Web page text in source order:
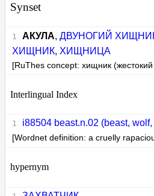
Synset
АКУЛА, ДВУНОГИЙ
ХИЩНИК, ХИЩНИЦА
[RuThes concept: хищник (жестокий
Interlingual Index
i88504 beast.n.02 (beast,
[Wordnet definition: a cruelly
hypernym